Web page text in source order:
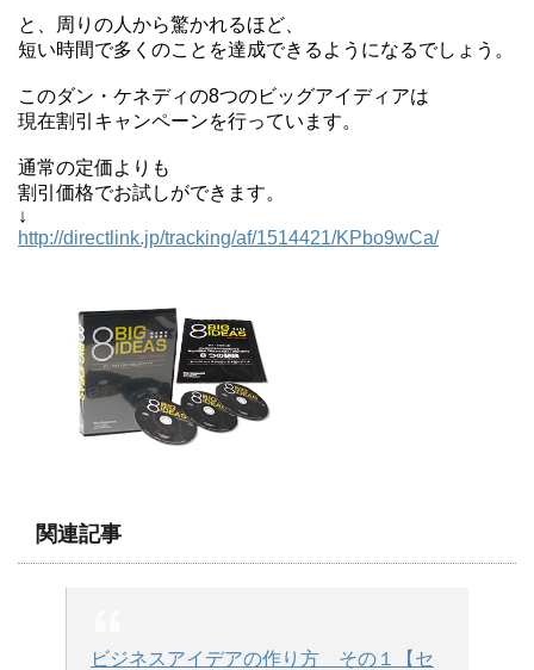
と、周りの人から驚かれるほど、
短い時間で多くのことを達成できるようになるでしょう。
このダン・ケネディの8つのビッグアイディアは
現在割引キャンペーンを行っています。
通常の定価よりも
割引価格でお試しができます。
↓
http://directlink.jp/tracking/af/1514421/KPbo9wCa/
関連記事
ビジネスアイデアの作り方 その１【セ